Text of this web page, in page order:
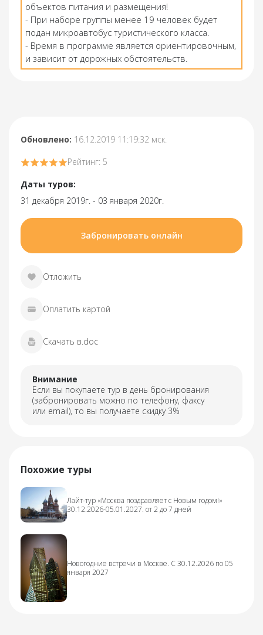
объектов питания и размещения!
- При наборе группы менее 19 человек будет
подан микроавтобус туристического класса.
- Время в программе является ориентировочным,
и зависит от дорожных обстоятельств.
Обновлено: 16.12.2019 11:19:32 мск.
Рейтинг: 5
Даты туров:
31 декабря 2019г. - 03 января 2020г.
Забронировать онлайн
Отложить
Оплатить картой
Скачать в.doc
Внимание
Если вы покупаете тур в день бронирования
(забронировать можно по телефону, факсу
или email), то вы получаете скидку 3%
Похожие туры
Лайт-тур «Москва поздравляет с Новым годом!»
30.12.2026-05.01.2027. от 2 до 7 дней
Новогодние встречи в Москве. С 30.12.2026 по 05
января 2027